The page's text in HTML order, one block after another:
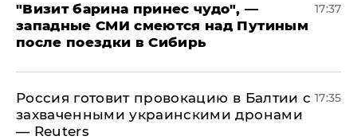
"Визит барина принес чудо", —
западные СМИ смеются над Путиным
после поездки в Сибирь
17:37
​Россия готовит провокацию в Балтии с
захваченными украинскими дронами
— Reuters
17:35